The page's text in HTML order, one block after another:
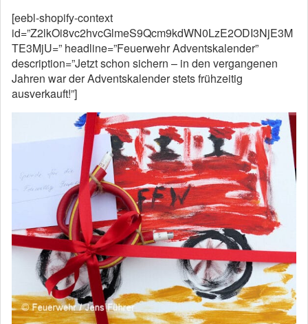
[eebl-shopify-context
id=”Z2lkOi8vc2hvcGlmeS9Qcm9kdWN0LzE2ODI3NjE3M
TE3MjU=” headline=”Feuerwehr Adventskalender”
description=”Jetzt schon sichern – in den vergangenen
Jahren war der Adventskalender stets frühzeitig
ausverkauft!”]